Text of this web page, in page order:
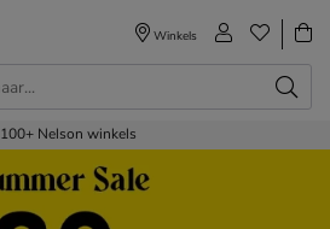
Winkels
besteld,volgende dag in huis
verzending en retour
Bestel nu,betaal later
100+ Nelson winkels